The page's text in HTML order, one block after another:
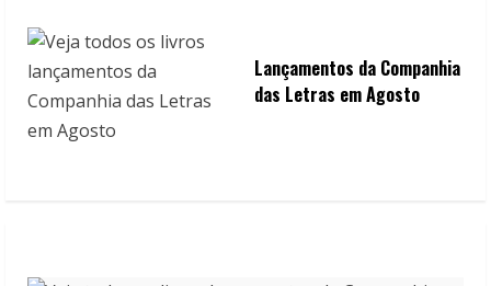
Lançamentos da Companhia
das Letras em Agosto